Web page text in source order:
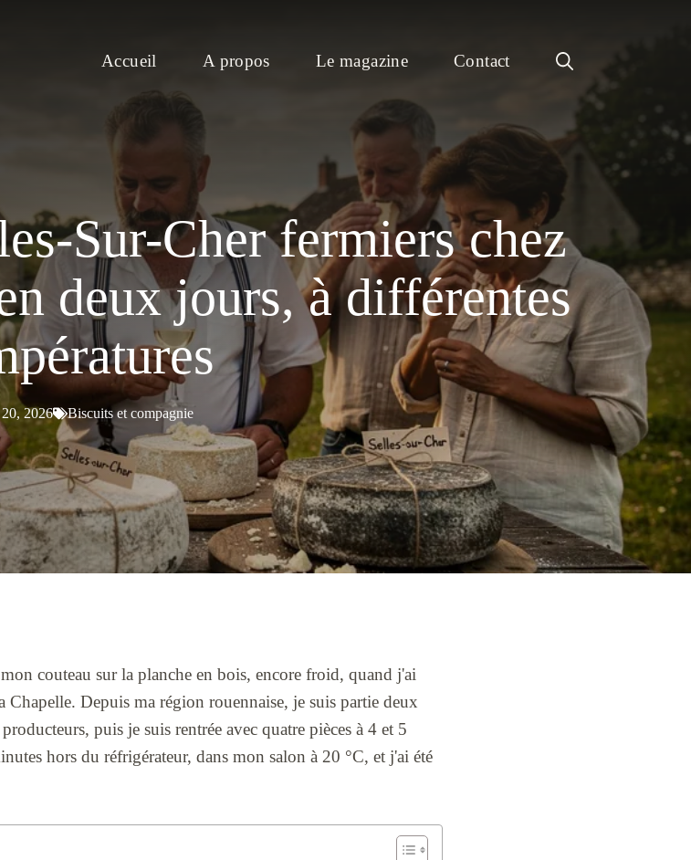
Accueil A propos Le magazine Contact
Sur-Cher fermiers chez
deux jours, à différentes
2026 Biscuits et compagnie
couteau sur la planche en bois, encore froid, quand j'ai
Chapelle. Depuis ma région rouennaise, je suis partie deux
puis je suis rentrée avec quatre pièces à 4 et 5
hors du réfrigérateur, dans mon salon à 20 °C, et j'ai été